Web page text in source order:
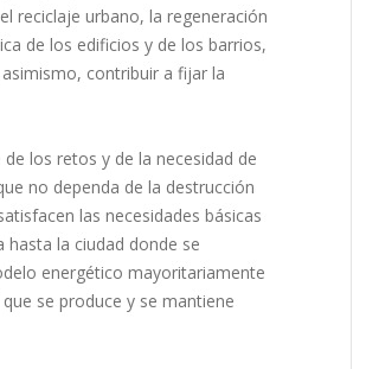
reciclaje urbano, la regeneración
de los edificios y de los barrios,
contribuir a fijar la
los retos y de la necesidad de
no dependa de la destrucción
las necesidades básicas
hasta la ciudad donde se
energético mayoritariamente
se produce y se mantiene